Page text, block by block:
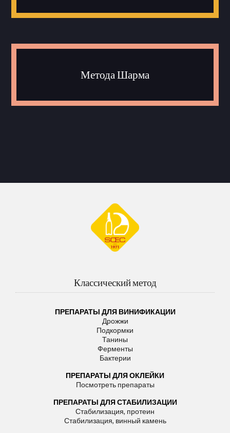
Метода Шарма
Классический метод
ПРЕПАРАТЫ ДЛЯ ВИНИФИКАЦИИ
Дрожжи
Подкормки
Танины
Ферменты
Бактерии
ПРЕПАРАТЫ ДЛЯ ОКЛЕЙКИ
Посмотреть препараты
ПРЕПАРАТЫ ДЛЯ СТАБИЛИЗАЦИИ
Стабилизация, протеин
Стабилизация, винный камень